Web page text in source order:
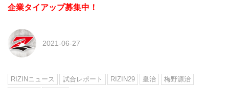
企業タイアップ募集中！
2021-06-27
RIZINニュース 試合レポート RIZIN29 皇治
梅野源治